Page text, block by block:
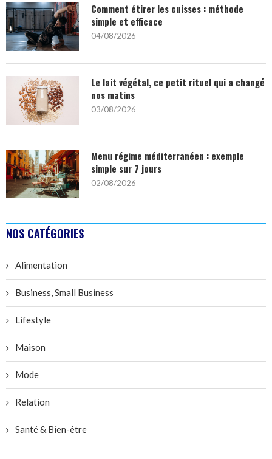
Comment étirer les cuisses : méthode
simple et efficace
04/08/2026
Le lait végétal, ce petit rituel qui a changé
nos matins
03/08/2026
Menu régime méditerranéen : exemple
simple sur 7 jours
02/08/2026
NOS CATÉGORIES
Alimentation
Business, Small Business
Lifestyle
Maison
Mode
Relation
Santé & Bien-être